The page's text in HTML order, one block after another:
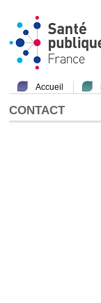
Accueil
CONTACT